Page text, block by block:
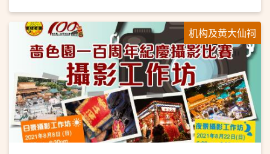
缘」和「足迹」。
机构及黄大仙祠